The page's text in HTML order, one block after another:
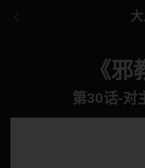
《邪
第30话-对